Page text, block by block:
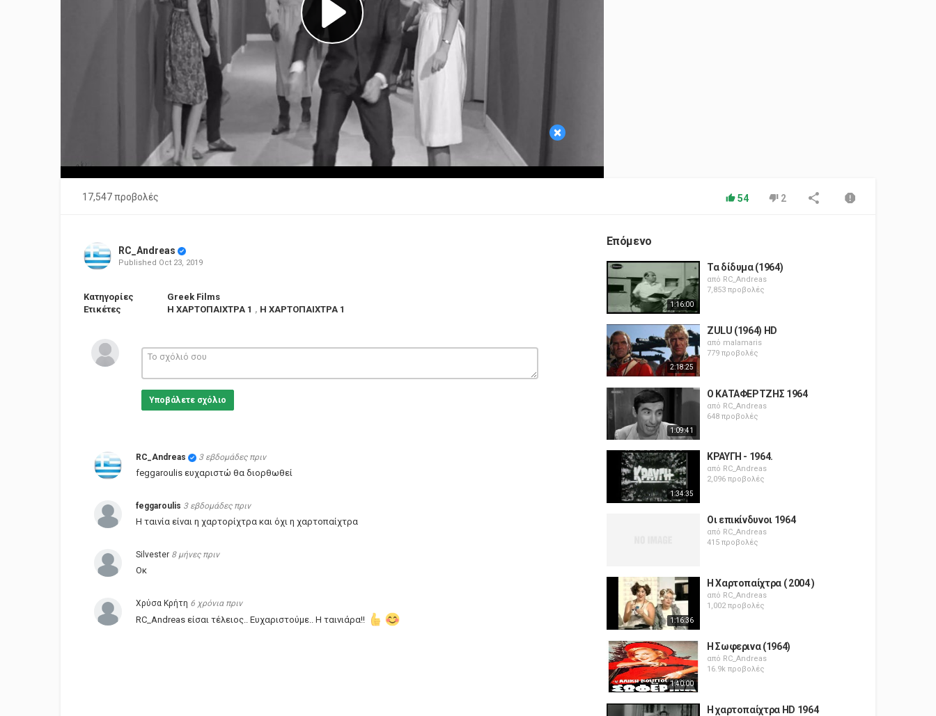
×
17,547 προβολές 54 2
RC_Andreas
Published Oct 23, 2019
Κατηγορίες
Greek Films
Ετικέτες
Η ΧΑΡΤΟΠΑΙΧΤΡΑ 1 , Η ΧΑΡΤΟΠΑΙΧΤΡΑ 1
Υποβάλετε σχόλιο
RC_Andreas 3 εβδομάδες πριν
feggaroulis ευχαριστώ θα διορθωθεί
feggaroulis 3 εβδομάδες πριν
Η ταινία είναι η χαρτορίχτρα και όχι η χαρτοπαίχτρα
Silvester 8 μήνες πριν
Οκ
Χρύσα Κρήτη 6 χρόνια πριν
RC_Andreas είσαι τέλειος.. Ευχαριστούμε.. Η ταινιάρα!!
Επόμενο
1:16:00
Τα δίδυμα (1964)
από RC_Andreas
7,853 προβολές
2:18:25
ZULU (1964) HD
από malamaris
779 προβολές
1:09:41
Ο ΚΑΤΑΦΕΡΤΖΗΣ 1964
από RC_Andreas
648 προβολές
1:34:35
ΚΡΑΥΓΗ - 1964.
από RC_Andreas
2,096 προβολές
Οι επικίνδυνοι 1964
από RC_Andreas
415 προβολές
1:16:36
Η Χαρτοπαίχτρα ( 2004 )
από RC_Andreas
1,002 προβολές
1:40:00
Η Σωφερινα (1964)
από RC_Andreas
16.9k προβολές
Η χαρτοπαίχτρα HD 1964